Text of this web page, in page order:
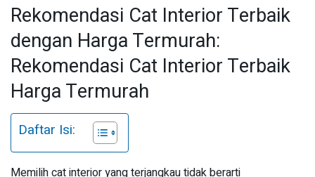
Rekomendasi Cat Interior Terbaik
dengan Harga Termurah:
Rekomendasi Cat Interior Terbaik
Harga Termurah
Daftar Isi:
Memilih cat interior yang terjangkau tidak berarti